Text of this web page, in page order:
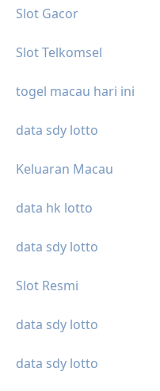
Slot Gacor
Slot Telkomsel
togel macau hari ini
data sdy lotto
Keluaran Macau
data hk lotto
data sdy lotto
Slot Resmi
data sdy lotto
data sdy lotto